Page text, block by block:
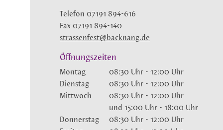
strassenfest@backnang.de
Telefon 07191 894-616
Fax 07191 894-140
Öffnungszeiten
Montag 08:30 Uhr - 12:00 Uhr
Dienstag
08:30 Uhr - 12:00 Uhr
Mittwoch
08:30 Uhr - 12:00 Uhr
und 15:00 Uhr - 18:00 Uhr
Donnerstag
08:30 Uhr - 12:00 Uhr